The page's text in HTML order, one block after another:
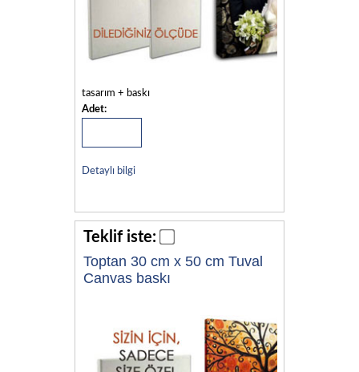
tasarım + baskı
Adet:
Detaylı bilgi
Teklif iste:
Toptan 30 cm x 50 cm Tuval
Canvas baskı